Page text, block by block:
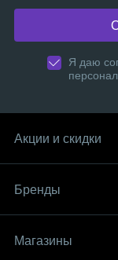
Я даю
Акции и скидки
Бренды
Магазины